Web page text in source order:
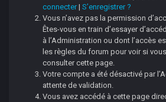
connecter|S’enregistrer ?
Vous n’avez pas la permission
Êtes-vous en train d’essayer
à l’Administration ou dont l’accès
les règles du forum pour voir si
consulter cette page.
Votre compte a été désactivé par
attente de validation.
Vous avez accédé à cette page